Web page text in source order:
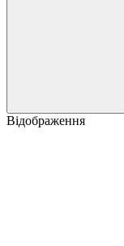
Відображення